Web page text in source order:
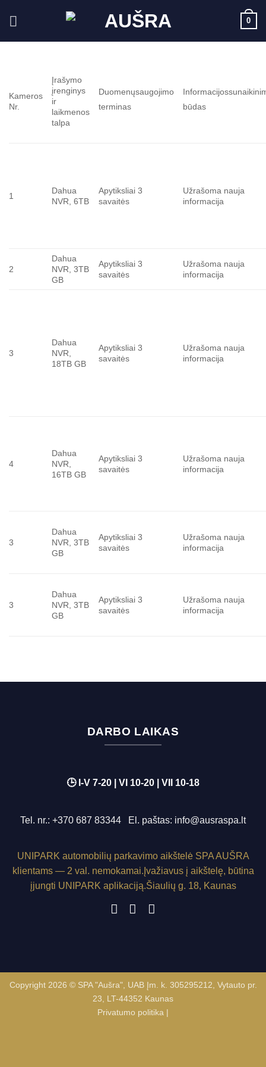
0
Kameros
Nr.
Įrašymo
įrenginys
ir
laikmenos
talpa
Duomenųsaugojimo
terminas
būdas
1
Dahua
NVR, 6TB
Apytiksliai 3
savaitės
Užrašoma nauja
informacija
2
Dahua
NVR, 3TB
GB
Apytiksliai 3
savaitės
Užrašoma nauja
informacija
3
Dahua
NVR,
18TB GB
Apytiksliai 3
savaitės
Užrašoma nauja
informacija
4
Dahua
NVR,
16TB GB
Apytiksliai 3
savaitės
Užrašoma nauja
informacija
3
Dahua
NVR, 3TB
GB
Apytiksliai 3
savaitės
Užrašoma nauja
informacija
3
Dahua
NVR, 3TB
GB
Apytiksliai 3
savaitės
Užrašoma nauja
informacija
DARBO LAIKAS
🕒 I-V 7-20 | VI 10-20 | VII 10-18
Tel. nr.: +370 687 83344 El. paštas: info@ausraspa.lt
UNIPARK automobilių parkavimo aikštelė SPA AUŠRA
klientams — 2 val. nemokamai. Įvažiavus į aikštelę, būtina
įjungti UNIPARK aplikaciją.Šiaulių g. 18, Kaunas
Copyright 2026 © SPA "Aušra", UAB Įm. k. 305295212, Vytauto pr.
23, LT-44352 Kaunas
Privatumo politika |